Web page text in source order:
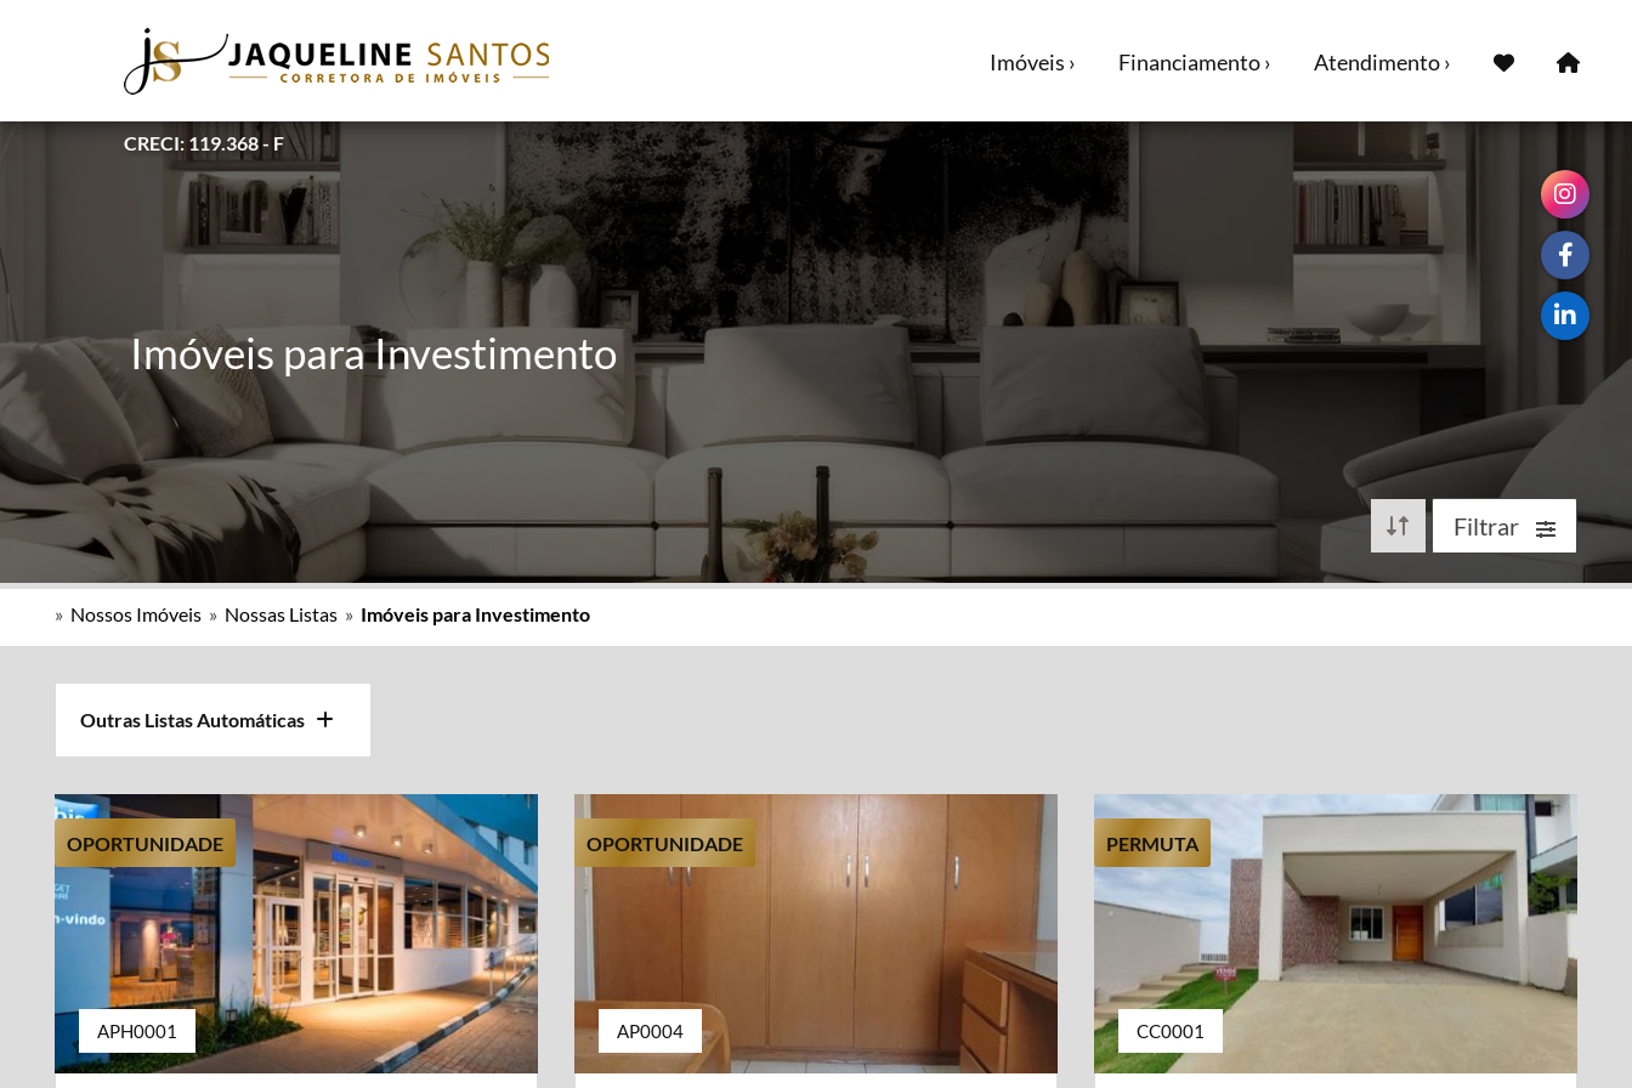
CRECI: 119.368 - F
Imóveis › Financiamento › Atendimento ›
Imóveis para Investimento
Filtrar
» Nossos Imóveis » Nossas Listas » Imóveis para Investimento
Outras Listas Automáticas
OPORTUNIDADE
APH0001
OPORTUNIDADE
AP0004
PERMUTA
CC0001